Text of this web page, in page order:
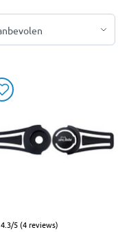
4.3/5 (4 reviews)